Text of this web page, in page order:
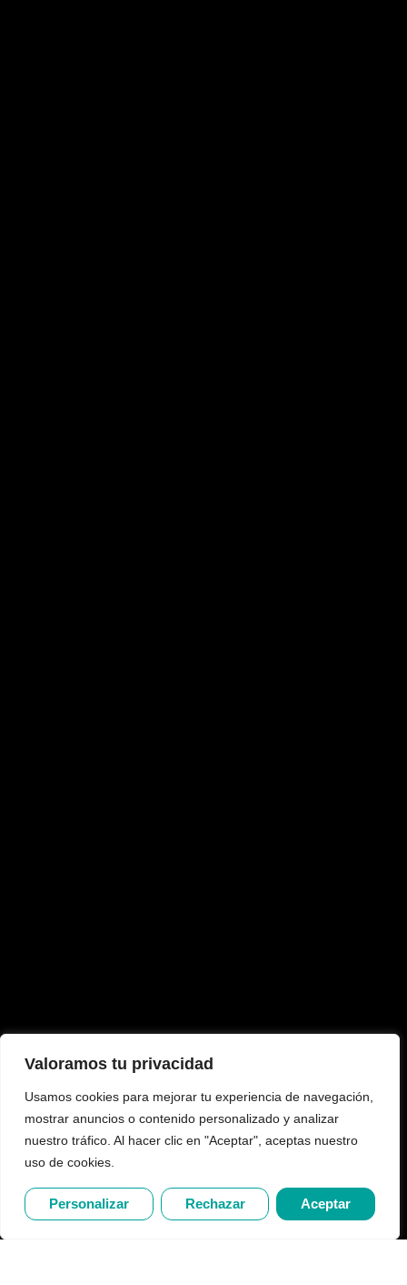
Valoramos tu privacidad
Usamos cookies para mejorar tu experiencia de navegación,
mostrar anuncios o contenido personalizado y analizar
nuestro tráfico. Al hacer clic en "Aceptar", aceptas nuestro
uso de cookies.
Personalizar Rechazar Aceptar